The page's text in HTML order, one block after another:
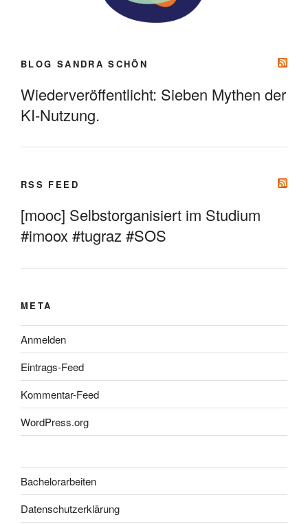
BLOG SANDRA SCHÖN
Wiederveröffentlicht: Sieben Mythen der
KI-Nutzung.
RSS FEED
[mooc] Selbstorganisiert im Studium
#imoox #tugraz #SOS
META
Anmelden
Eintrags-Feed
Kommentar-Feed
WordPress.org
Bachelorarbeiten
Datenschutzerklärung